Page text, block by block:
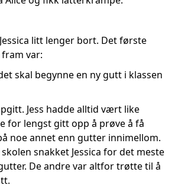
litt lenger bort. Det første
var:
skal begynne en ny gutt i klassen
Jess hadde alltid vært like
for lengst gitt opp å prøve å få
noe annet enn gutter innimellom.
snakket Jessica for det meste
De andre var altfor trøtte til å